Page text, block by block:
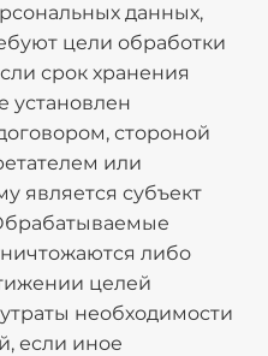
данных,
цели обработки
срок хранения
установлен
стороной
или
является субъект
либо
целей
необходимости
если иное